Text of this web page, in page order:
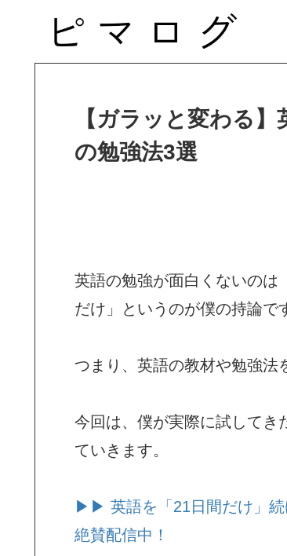
【ガラッと変わる
の勉強法3選
英語の勉強が面白くないのは
だけ」というのが僕の持論で
つまり、英語の教材や勉強法
今回は、僕が実際に試してき
ていきます。
▶▶ 英語を「21日間だけ」続
絶賛配信中！